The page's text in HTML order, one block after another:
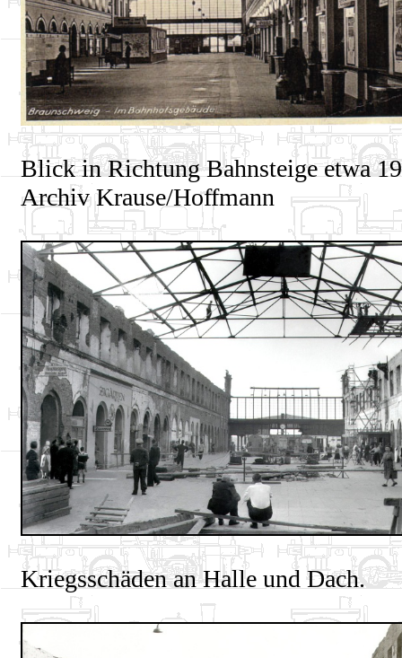
Blick in Richtung Bahnsteige etwa
Archiv Krause/Hoffmann
Kriegsschäden an Halle und Dach.